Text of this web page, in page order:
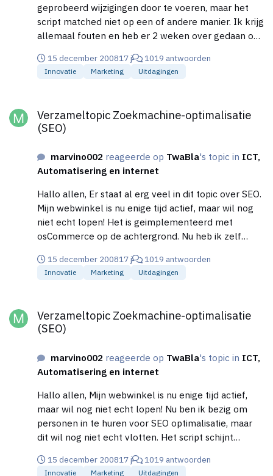
geprobeerd wijzigingen door te voeren, maar het
script matched niet op een of andere manier. Ik krijg
allemaal fouten en heb er 2 weken over gedaan om
zoek naar iemand met veel verstand hiervan,
vandaar dat ik me afvraag of er iemand is die zulke
15 december 200817 j 1019 antwoorden
Innovatie Marketing Uitdagingen
Verzameltopic Zoekmachine-optimalisatie
(SEO)
marvino002 reageerde op TwaBla's topic in ICT,
Automatisering en internet
Hallo allen, Er staat al erg veel in dit topic over SEO.
Mijn webwinkel is nu enige tijd actief, maar wil nog
niet echt lopen! Het is geimplementeerd met
osCommerce op de achtergrond. Nu heb ik zelf
implementeren op mijn website, om url's SEO
vriendelijk te maken. Maar dit liep uit op heel groot
in te huren voor SEO optimalisatie, maar dit wil nog
niet echt vlotten. Het script schijnt redelijk ***** te
Hebben jullie tips voor mij of kennen jullie personen
die hier wel bedreven in zijn? Dit wetende uit eigen
ervaring ofzo? Dank je wel!
15 december 200817 j 1019 antwoorden
Innovatie Marketing Uitdagingen
Verzameltopic Zoekmachine-optimalisatie
(SEO)
marvino002 reageerde op TwaBla's topic in ICT,
Automatisering en internet
Hallo allen, Mijn webwinkel is nu enige tijd actief,
maar wil nog niet echt lopen! Nu ben ik bezig om
personen in te huren voor SEO optimalisatie, maar
dit wil nog niet echt vlotten. Het script schijnt
kunnen helpen. Hebben jullie tips voor mij of
15 december 200817 j 1019 antwoorden
Innovatie Marketing Uitdagingen